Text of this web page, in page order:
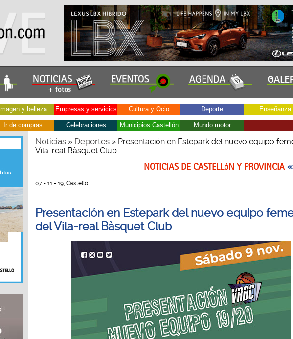
Imagen y belleza Empresas y servicios Cultura y Ocio Deporte Enseñanza
Ir de compras Celebraciones Municipios Castellón Mundo motor
Noticias» Deportes» Presentación en Estepark del nuevo equipo
Vila-real Bàsquet Club
NOTICIAS DE CASTELLóN Y PROVINCIA
07 - 11 - 19, Castelló
Presentación en Estepark del nuevo equipo
del Vila-real Bàsquet Club